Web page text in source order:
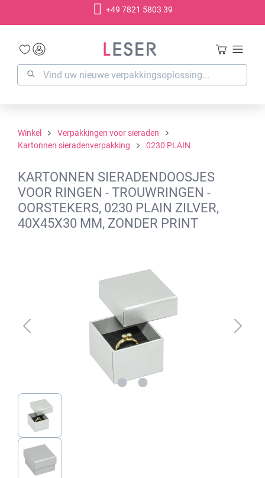
+49 7821 5803 39
Winkel
Verpakkingen voor sieraden
Kartonnen sieradenverpakking
0230 PLAIN
KARTONNEN SIERADENDOOSJES
VOOR RINGEN - TROUWRINGEN -
OORSTEKERS, 0230 PLAIN ZILVER,
40X45X30 MM, ZONDER PRINT